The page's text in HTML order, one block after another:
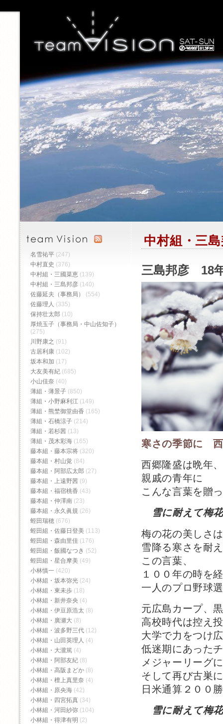
中村組・三
三島邦彦 18
寒さの季節に
西郷隆盛は晩年
親戚の青年に
こんな言葉を贈
雪に耐えて梅
梅の花の美しさ
雪降る寒さを耐
この言葉、
１００年の時を
一人のプロ野球
元広島カープ、
高校時代は控え
大学で力をつけ
低迷期にあった
メジャーリーグ
そして再び古巣
日米通算２００
雪に耐えて梅
名雪祐平 (247)
中村直史 (376)
中村組・三國菜恵 (139)
中村組・三島邦彦 (140)
佐藤延夫（事務局）
(554)
佐藤理人 (335)
保持壮太郎 (10)
厚焼玉子（事務局・中山佐知子）
(275)
川野康之 (91)
古居利康 (102)
坂本和加 (17)
大友美有紀 (685)
小山佳奈 (40)
薄組・薄景子 (850)
薄組・小野麻利江 (149)
薄組・熊埜御堂由香 (165)
薄組・石橋涼子 (214)
薄組・若杉茜 (13)
薄組・茂木彩海 (165)
藤本組・藤本宗将 (320)
藤本組・村山覚 (84)
藤本組・阿部広太郎 (27)
藤本組・上遠野茜 (9)
藤本組・福宿桃香‬ (43)
藤本組・仲澤南 (23)
藤本組・永久眞規 (26)
蛭田瑞穂 (676)
蛭田組・佐藤日登美 (113)
蛭田組・森由里佳 (176)
蛭田組・飯國なつき (52)
蛭田組・星合摩美 (49)
小林慎一 (420)
小林組・坂本弥光 (24)
小林組・東未歩 (18)
小林組・新井奈央 (4)
小林組・伊豆原浩太 (8)
小林組・廣瀬大 (8)
小林組・波多野三代 (12)
小林組・山田英理人 (4)
小林組・大瀧篤 (4)
小林組・阿部友紀 (8)
小林組・高阪まどか (8)
小林組・檀上真里奈 (4)
小林組・原央海 (42)
小林組・四宮拓真 (34)
小林組・河田紗弥 (104)
小林組・得津有明 (2)